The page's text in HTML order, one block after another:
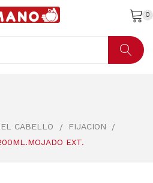
0
CABELLO
FIJACION
EXT.